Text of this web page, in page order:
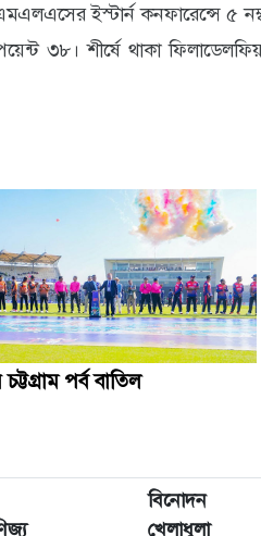
ইস্টার্ন কনফারেন্সে ৫
৩৮। শীর্ষে থাকা
পর্ব বাতিল
বিনোদন
খেলাধুলা